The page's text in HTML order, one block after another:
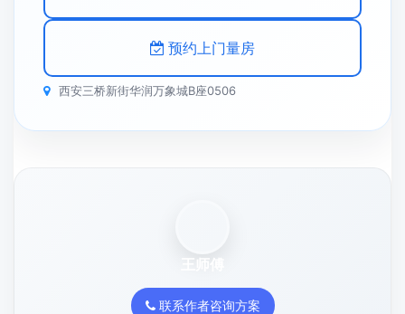
预约上门量房
西安三桥新街华润万象城B座0506
王师傅
联系作者咨询方案